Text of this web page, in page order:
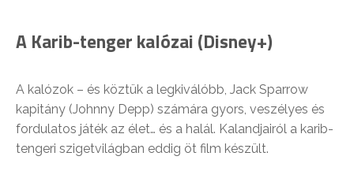
A Karib-tenger kalózai (Disney+)
A kalózok – és köztük a legkiválóbb, Jack Sparrow
kapitány (Johnny Depp) számára gyors, veszélyes és
fordulatos játék az élet… és a halál. Kalandjairól a karib-
tengeri szigetvilágban eddig öt film készült.